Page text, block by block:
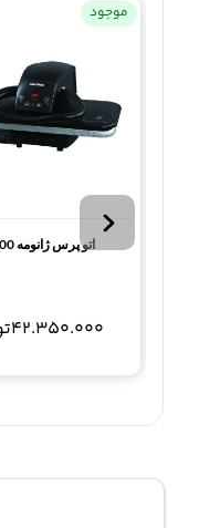
موجود
اتو پرس ژانومه SP500
42.350.000